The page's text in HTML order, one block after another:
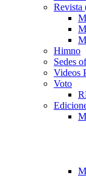
Revista
Himno
Sedes
Videos
Voto